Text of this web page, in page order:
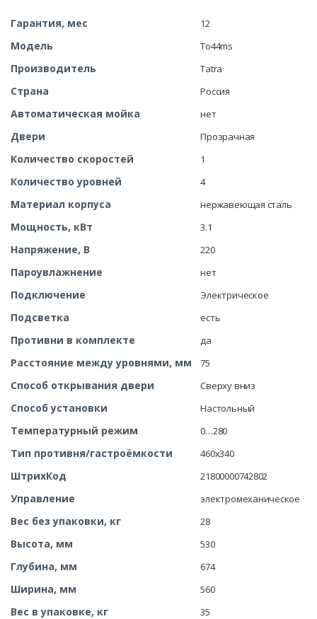
Гарантия, мес 12
Модель To44ms
Производитель Tatra
Страна Россия
Автоматическая мойка нет
Двери Прозрачная
Количество скоростей 1
Количество уровней 4
Материал корпуса нержавеющая сталь
Мощность, кВт 3.1
Напряжение, В 220
Пароувлажнение нет
Подключение Электрическое
Подсветка есть
Противни в комплекте да
Расстояние между уровнями, мм 75
Способ открывания двери Сверху вниз
Способ установки Настольный
Температурный режим 0…280
Тип противня/гастроёмкости 460х340
ШтрихКод 21800000742802
Управление электромеханическое
Вес без упаковки, кг 28
Высота, мм 530
Глубина, мм 674
Ширина, мм 560
Вес в упаковке, кг 35